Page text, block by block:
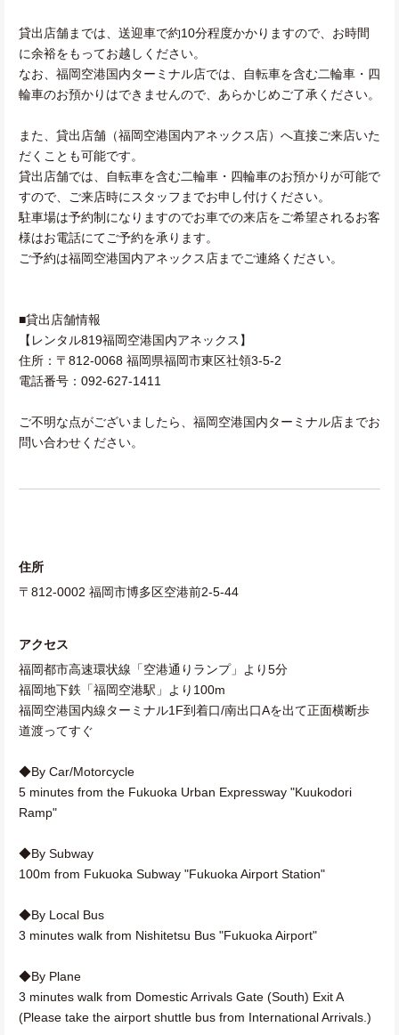
貸出店舗までは、送迎車で約10分程度かかりますので、お時間
に余裕をもってお越しください。
なお、福岡空港国内ターミナル店では、自転車を含む二輪車・四
輪車のお預かりはできませんので、あらかじめご了承ください。
また、貸出店舗（福岡空港国内アネックス店）へ直接ご来店いた
だくことも可能です。
貸出店舗では、自転車を含む二輪車・四輪車のお預かりが可能で
すので、ご来店時にスタッフまでお申し付けください。
駐車場は予約制になりますのでお車での来店をご希望されるお客
様はお電話にてご予約を承ります。
ご予約は福岡空港国内アネックス店までご連絡ください。
■貸出店舗情報
【レンタル819福岡空港国内アネックス】
住所：〒812-0068 福岡県福岡市東区社領3-5-2
電話番号：092-627-1411
ご不明な点がございましたら、福岡空港国内ターミナル店までお
問い合わせください。
住所
〒812-0002 福岡市博多区空港前2-5-44
アクセス
福岡都市高速環状線「空港通りランプ」より5分
福岡地下鉄「福岡空港駅」より100m
福岡空港国内線ターミナル1F到着口/南出口Aを出て正面横断歩
道渡ってすぐ
◆By Car/Motorcycle
5 minutes from the Fukuoka Urban Expressway "Kuukodori
Ramp"
◆By Subway
100m from Fukuoka Subway "Fukuoka Airport Station"
◆By Local Bus
3 minutes walk from Nishitetsu Bus "Fukuoka Airport"
◆By Plane
3 minutes walk from Domestic Arrivals Gate (South) Exit A
(Please take the airport shuttle bus from International Arrivals.)